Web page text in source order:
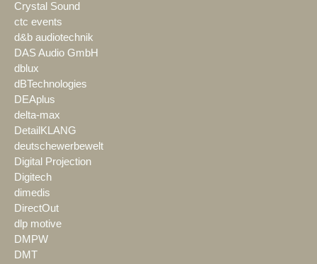
Crystal Sound
ctc events
d&b audiotechnik
DAS Audio GmbH
dblux
dBTechnologies
DEAplus
delta-max
DetailKLANG
deutschewerbewelt
Digital Projection
Digitech
dimedis
DirectOut
dlp motive
DMPW
DMT